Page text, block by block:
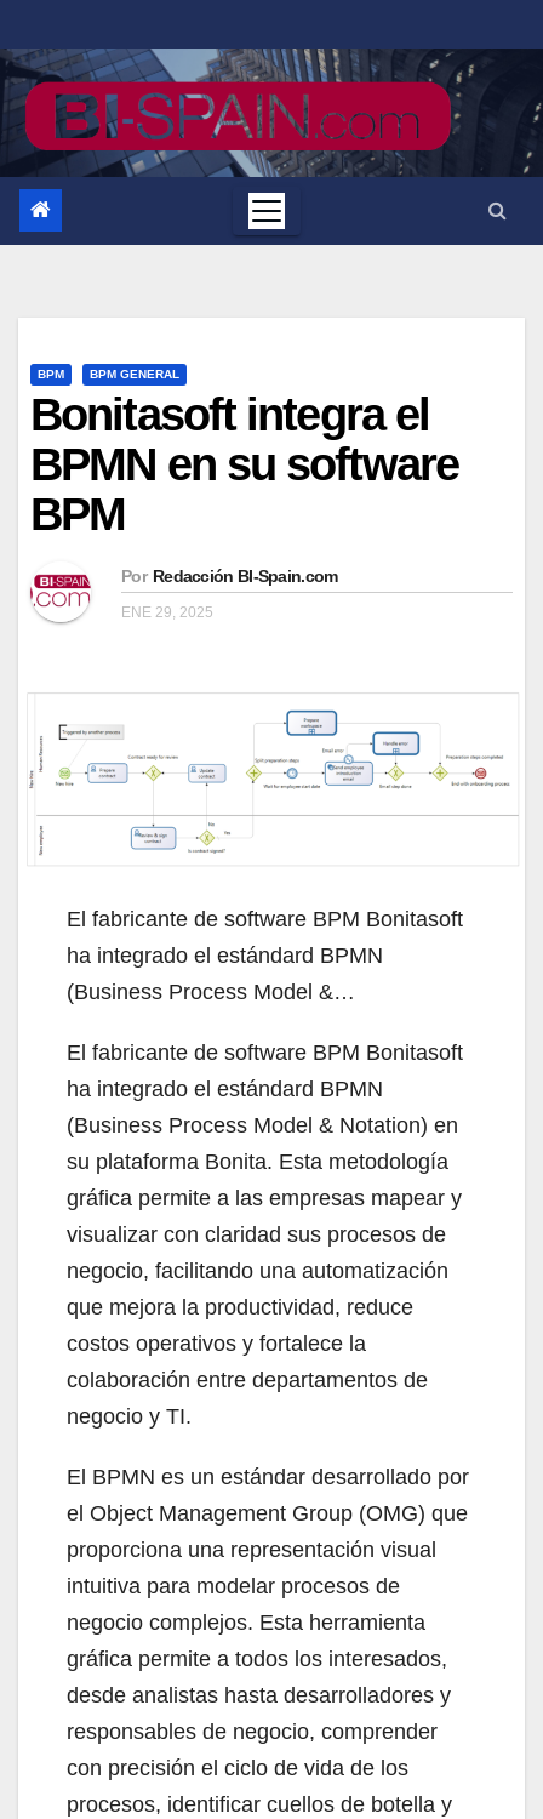
al
contenido
BPM BPM GENERAL
Bonitasoft integra el
BPMN en su software
BPM
Por Redacción BI-Spain.com
ENE 29, 2025
El fabricante de software BPM Bonitasoft
ha integrado el estándard BPMN
(Business Process Model &…
El fabricante de software BPM Bonitasoft
ha integrado el estándard BPMN
(Business Process Model & Notation) en
su plataforma Bonita. Esta metodología
gráfica permite a las empresas mapear y
visualizar con claridad sus procesos de
negocio, facilitando una automatización
que mejora la productividad, reduce
costos operativos y fortalece la
colaboración entre departamentos de
negocio y TI.
El BPMN es un estándar desarrollado por
el Object Management Group (OMG) que
proporciona una representación visual
intuitiva para modelar procesos de
negocio complejos. Esta herramienta
gráfica permite a todos los interesados,
desde analistas hasta desarrolladores y
responsables de negocio, comprender
con precisión el ciclo de vida de los
procesos, identificar cuellos de botella y